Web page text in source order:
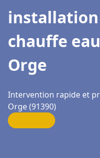
chauffe
Orge
Intervention rapide et
Orge (91390)